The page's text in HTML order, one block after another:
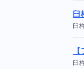
臼
臼
臼